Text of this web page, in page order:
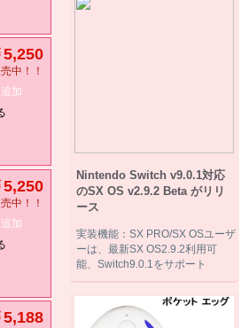
5,250
中！！
加
5,250
中！！
加
5,188
Nintendo Switch v9.0.1対応
のSX OS v2.9.2 Beta がリリ
ース
実装機能：SX PRO/SX OSユーザ
ーは、最新SX OS2.9.2利用可
能、Switch9.0.1をサポート